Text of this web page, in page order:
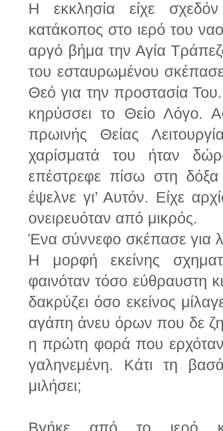
Η εκκλησία είχε
κατάκοπος στο ιερό του
αργό βήμα την Αγία
του εσταυρωμένου
Θεό για την προστασία
κηρύσσει το Θείο Λόγο.
πρωινής Θείας
χαρίσματά του ήταν
επέστρεφε πίσω στη
έψελνε γι’ Αυτόν. Είχε
ονειρευόταν από μικρός.
Ένα σύννεφο σκέπασε για
Η μορφή εκείνης
φαινόταν τόσο εύθραυστη
δακρύζει όσο εκείνος
αγάπη άνευ όρων που δε
η πρώτη φορά που
γαληνεμένη. Κάτι τη
μιλήσει;
Βγήκε από το ιερό